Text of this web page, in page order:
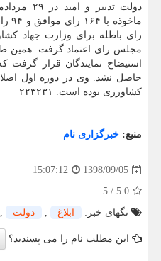
رای باطله برای وزارت جهاد
استیضاح نمایندگان قرار
كشاورزی بوده است. ۲۲۳۲۳۱
منبع: خبرگزاری نام
1398/09/05
15:07:12
5.0
/
5
تگهای خبر:
ابلاغ , دولت ,
این مطلب نام را می پسندید؟